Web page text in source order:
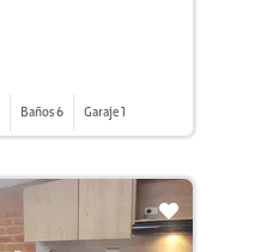
Baños 6 Garaje 1